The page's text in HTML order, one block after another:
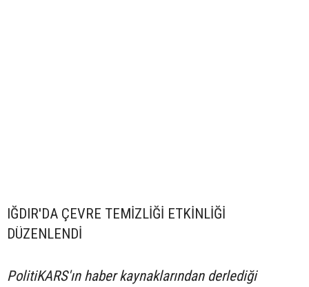
IĞDIR'DA ÇEVRE TEMİZLİĞİ ETKİNLİĞİ
DÜZENLENDİ
PolitiKARS'ın haber kaynaklarından derlediği